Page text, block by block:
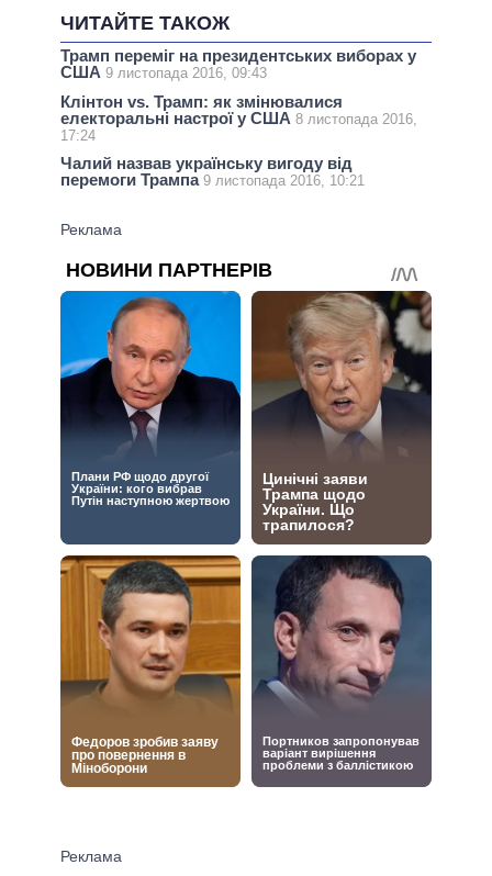
ЧИТАЙТЕ ТАКОЖ
Трамп переміг на президентських виборах у
США 9 листопада 2016, 09:43
Клінтон vs. Трамп: як змінювалися
електоральні настрої у США 8 листопада 2016,
17:24
Чалий назвав українську вигоду від
перемоги Трампа 9 листопада 2016, 10:21